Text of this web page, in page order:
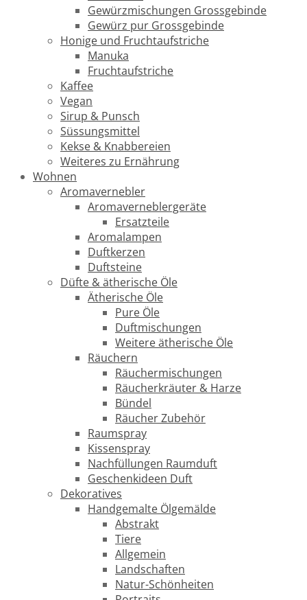
Gewürzmischungen Grossgebinde
Gewürz pur Grossgebinde
Honige und Fruchtaufstriche
Manuka
Fruchtaufstriche
Kaffee
Vegan
Sirup & Punsch
Süssungsmittel
Kekse & Knabbereien
Weiteres zu Ernährung
Wohnen
Aromavernebler
Aromaverneblergeräte
Ersatzteile
Aromalampen
Duftkerzen
Duftsteine
Düfte & ätherische Öle
Ätherische Öle
Pure Öle
Duftmischungen
Weitere ätherische Öle
Räuchern
Räuchermischungen
Räucherkräuter & Harze
Bündel
Räucher Zubehör
Raumspray
Kissenspray
Nachfüllungen Raumduft
Geschenkideen Duft
Dekoratives
Handgemalte Ölgemälde
Abstrakt
Tiere
Allgemein
Landschaften
Natur-Schönheiten